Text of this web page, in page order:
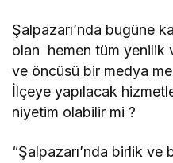
Şalpazarı’nda bugüne
olan hemen tüm yenilik
ve öncüsü bir medya
İlçeye yapılacak
niyetim olabilir mi ?
“Şalpazarı’nda birlik ve